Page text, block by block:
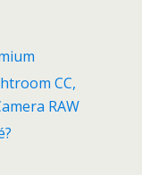
CC,
RAW